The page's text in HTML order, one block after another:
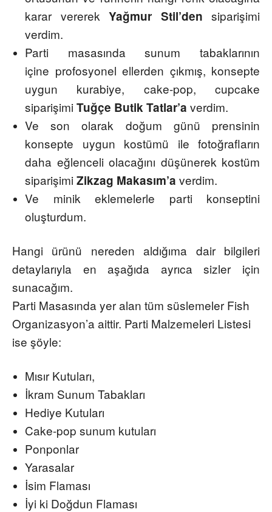
karar vererek Yağmur Stil’den siparişimi
verdim.
Parti masasında sunum tabaklarının
içine profosyonel ellerden çıkmış, konsepte
uygun kurabiye, cake-pop,cupcake
siparişimiTuğçe Butik Tatlar’a verdim.
Ve son olarak doğum günü prensinin
konsepte uygun kostümü ile fotoğrafların
daha eğlenceli olacağını düşünerek kostüm
siparişimiZikzag Makasım’a verdim.
Ve minik eklemelerle parti konseptini
oluşturdum.
Hangi ürünü nereden aldığıma dair bilgileri
detaylarıyla en aşağıda ayrıca sizler için
sunacağım.
Parti Masasında yer alan tüm süslemeler Fish
Organizasyon’a aittir. Parti Malzemeleri Listesi
ise şöyle:
Mısır Kutuları,
İkram Sunum Tabakları
Hediye Kutuları
Cake-pop sunum kutuları
Ponponlar
Yarasalar
İsim Flaması
İyi ki Doğdun Flaması